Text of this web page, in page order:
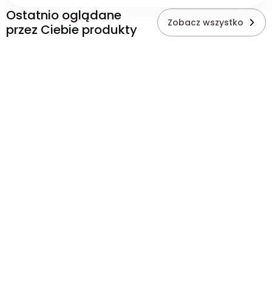
Ostatnio oglądane
przez Ciebie produkty
Zobacz wszystko